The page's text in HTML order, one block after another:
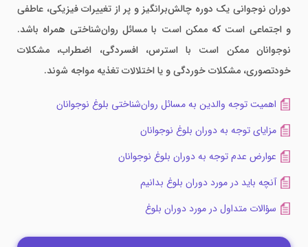
دوران نوجوانی یک دوره چالش‌برانگیز و پر از تغییرات فیزیکی، عاطفی
و اجتماعی است که ممکن است با مسائل روان‌شناختی همراه باشد.
نوجوانان ممکن است با استرس، افسردگی، اضطراب، مشکلات
خودتصوری، مشکلات خوردگی و یا اختلالات تغذیه مواجه شوند.
اهمیت توجه والدین به مسائل روان‌شناختی بلوغ نوجوانان
مزایای توجه به دوران بلوغ نوجوانان
عوارض عدم توجه به دوران بلوغ نوجوانان
آنچه باید در مورد دوران بلوغ بدانیم
سؤالات متداول در مورد دوران بلوغ